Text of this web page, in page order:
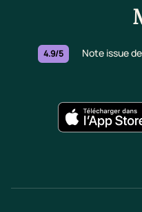
4.9/5 Note issue